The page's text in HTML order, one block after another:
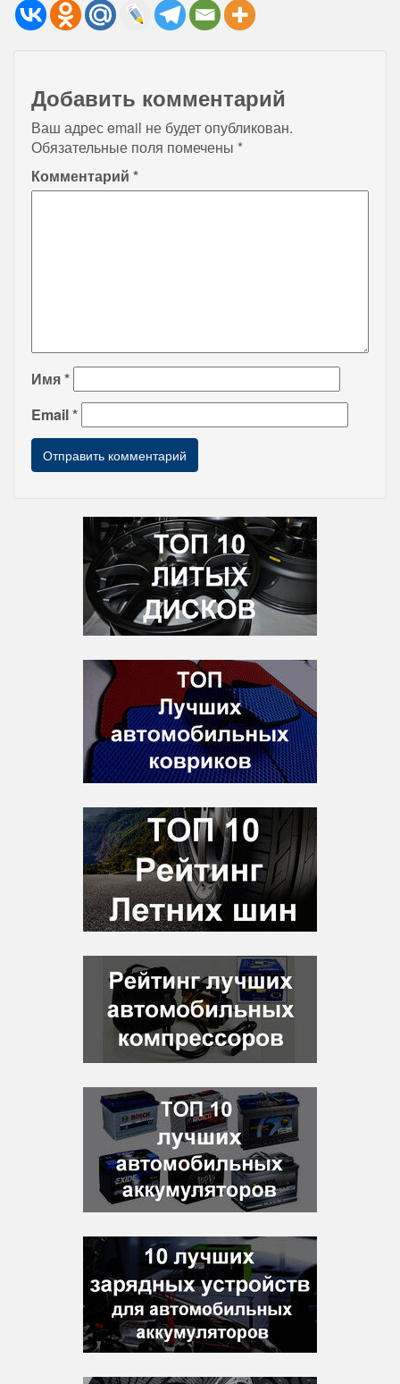
Добавить комментарий
Ваш адрес email не будет опубликован.
Обязательные поля помечены *
Комментарий *
Имя*
Email*